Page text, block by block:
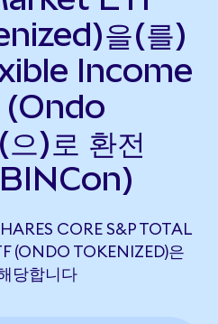
을(를)
Income
)로 환전
CORE S&P TOTAL
(ONDO TOKENIZED)은
당합니다